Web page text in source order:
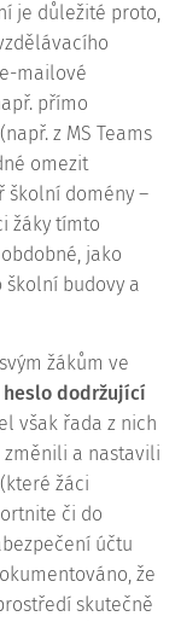
je důležité proto,
mailové
přímo
z MS Teams
omezit
školní domény –
žáky tímto
jako
školní budovy a
žákům ve
heslo dodržující
však řada z nich
změnili a nastavili
žáci
či do
účtu
že
skutečně